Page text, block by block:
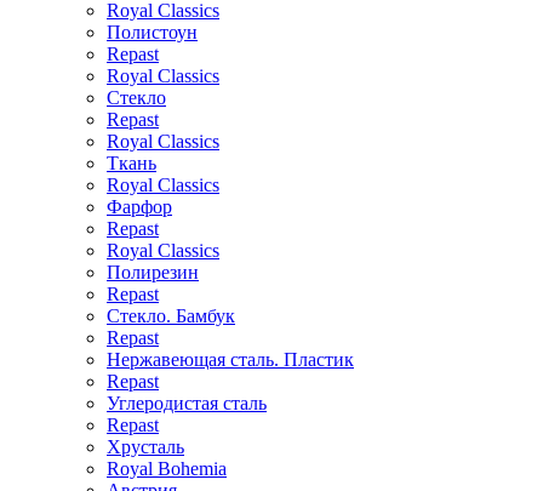
Royal Classics
Полистоун
Repast
Royal Classics
Стекло
Repast
Royal Classics
Ткань
Royal Classics
Фарфор
Repast
Royal Classics
Полирезин
Repast
Стекло. Бамбук
Repast
Нержавеющая сталь. Пластик
Repast
Углеродистая сталь
Repast
Хрусталь
Royal Bohemia